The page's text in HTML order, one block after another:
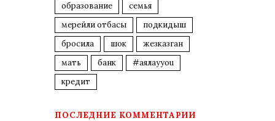
образование
семья
мерейли отбасы
подкидыш
бросила
шок
жезказган
мать
банк
#аялауyou
кредит
ПОСЛЕДНИЕ КОММЕНТАРИИ